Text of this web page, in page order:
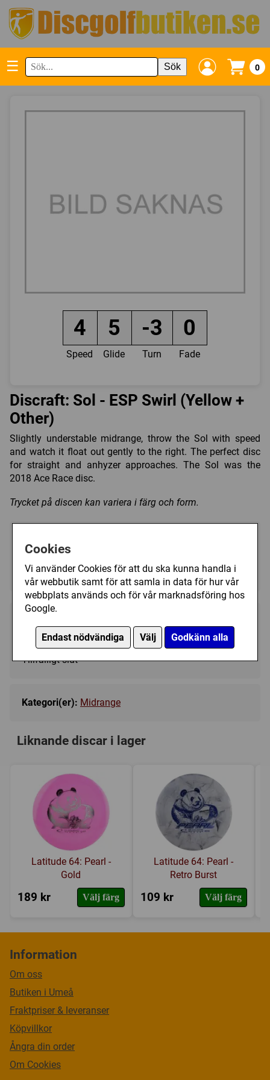
Cookies
Vi använder Cookies för att du ska kunna handla i
vår webbutik samt för att samla in data för hur vår
webbplats används och för vår marknadsföring hos
Google.
Endast nödvändiga Välj Godkänn alla
☰ Sök 0
4 5 -3 0
Speed Glide Turn Fade
Discraft: Sol - ESP Swirl (Yellow +
Other)
Slightly understable midrange, throw the Sol with speed
and watch it float out gently to the right. The perfect disc
for straight and anhyzer approaches. The Sol was the
2018 Ace Race disc.
Trycket på discen kan variera i färg och form.
Yellow + Other - Ej i lager ▼
229 kr Bevaka
Tillfälligt slut
Kategori(er): Midrange
Liknande discar i lager
Latitude 64: Pearl -
Gold
189 kr Välj färg
Latitude 64: Pearl -
Retro Burst
109 kr Välj färg
Information
Om oss
Butiken i Umeå
Fraktpriser & leveranser
Köpvillkor
Ångra din order
Om Cookies